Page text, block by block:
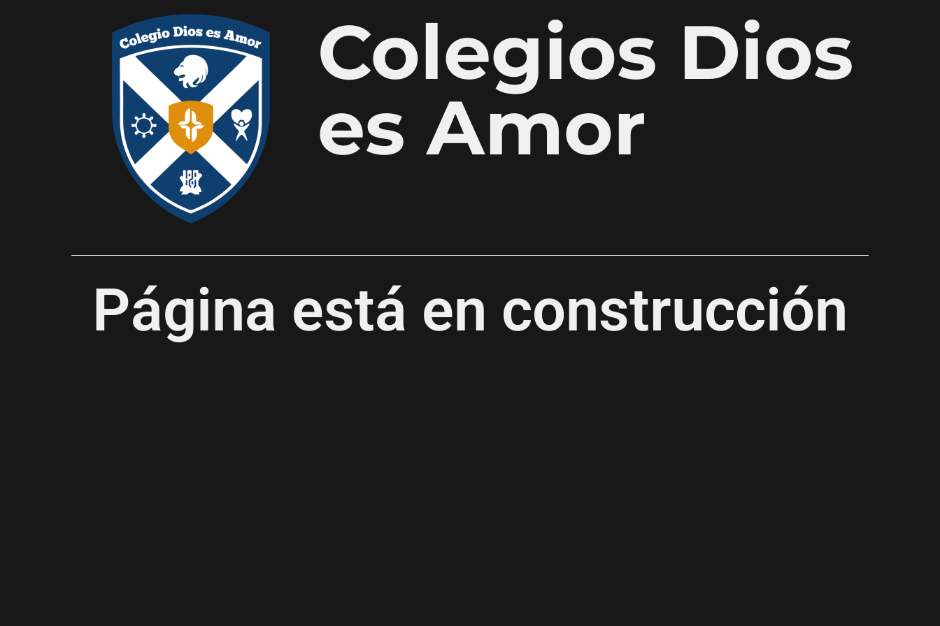
Colegios Dios
es Amor
Página está en construcción